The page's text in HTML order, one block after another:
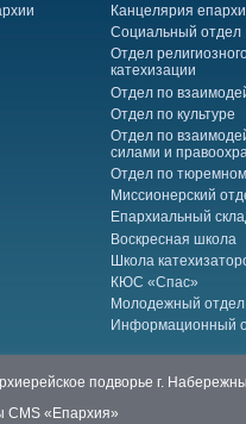
Канцелярия
Социальный отдел
Отдел
катехизации
Отдел по
Отдел по культуре
Отдел по
силами и
Отдел по
Миссионерский
Епархиальный
Воскресная школа
Школа
КЮС «Спас»
Молодежный отдел
Информационный
подворье г.
CMS «Епархия»